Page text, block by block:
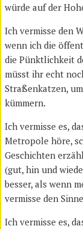
würde auf der
Ich vermisse den
wenn ich die
die Pünktlichkeit
müsst ihr echt
Straßenkatzen,
kümmern.
Ich vermisse es,
Metropole höre,
Geschichten
(gut, hin und
besser, als wenn
vermisse den
Ich vermisse es,